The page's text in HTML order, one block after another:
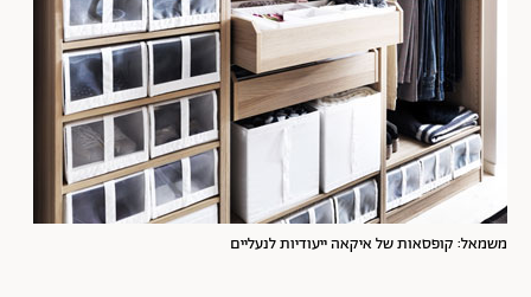
משמאל: קופסאות של איקאה ייעודיות לנעליים